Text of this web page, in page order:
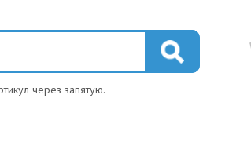
через запятую.